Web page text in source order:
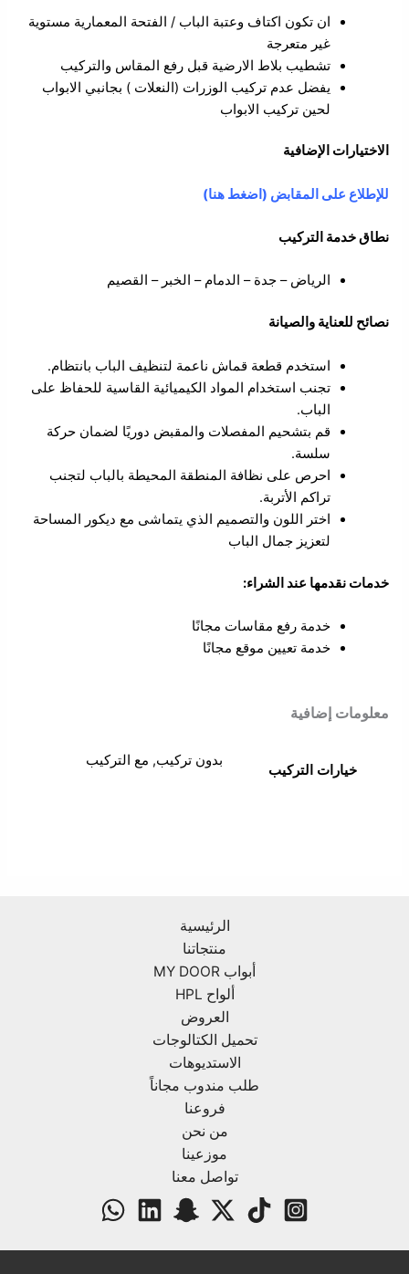
ان تكون اكتاف وعتبة الباب / الفتحة المعمارية مستوية
غير متعرجة
تشطيب بلاط الارضية قبل رفع المقاس والتركيب
يفضل عدم تركيب الوزرات (النعلات ) بجانبي الابواب
لحين تركيب الابواب
الاختيارات الإضافية
للإطلاع على المقابض (اضغط هنا)
نطاق خدمة التركيب
الرياض – جدة – الدمام – الخبر – القصيم
نصائح للعناية والصيانة
استخدم قطعة قماش ناعمة لتنظيف الباب بانتظام.
تجنب استخدام المواد الكيميائية القاسية للحفاظ على
الباب.
قم بتشحيم المفصلات والمقبض دوريًا لضمان حركة
سلسة.
احرص على نظافة المنطقة المحيطة بالباب لتجنب
تراكم الأتربة.
اختر اللون والتصميم الذي يتماشى مع ديكور المساحة
لتعزيز جمال الباب
خدمات نقدمها عند الشراء:
خدمة رفع مقاسات مجانًا
خدمة تعيين موقع مجانًا
معلومات إضافية
خيارات التركيب
بدون تركيب, مع التركيب
الرئيسية
منتجاتنا
أبواب MY DOOR
ألواح HPL
العروض
تحميل الكتالوجات
الاستديوهات
طلب مندوب مجاناً
فروعنا
من نحن
موزعينا
تواصل معنا